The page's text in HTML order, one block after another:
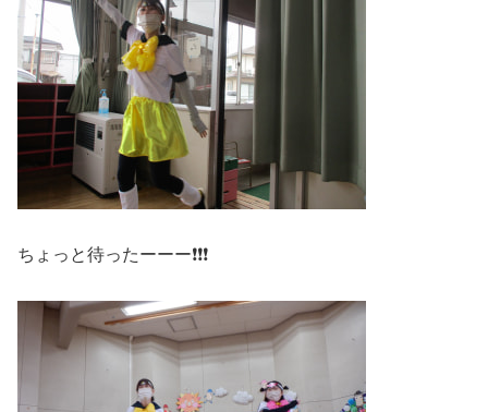
ちょっと待ったーーー❗❗❗